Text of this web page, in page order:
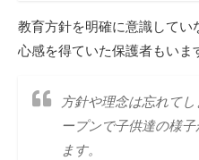
教育方針を明確に意識して
心感を得ていた保護者もいま
方針や理念は忘れて
ープンで子供達の様
ます。